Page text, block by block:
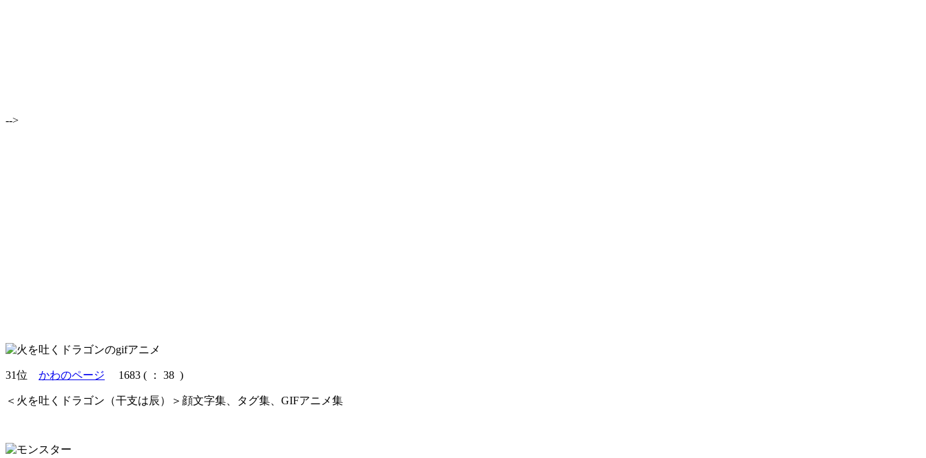
-->
31位 かわのページ 1683 ( ： 38 )
＜火を吐くドラゴン（干支は辰）＞顔文字集、タグ集、GIFアニメ集